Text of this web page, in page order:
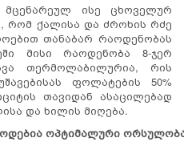
ისე ცხოველურ
რომ ქალისა და ძროხის რძე
თანაბარ რაოდენობას
მისი რაოდენობა 8-ჯერ
თერმოლაბილურია, რის
ფოლატების 50%
თავიდან ასაცილებად
და ხილის მიღება.
ოპტიმალური